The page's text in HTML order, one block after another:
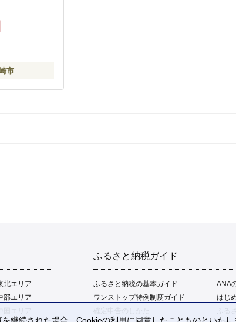
3か月 個
保存 朝食 昼
店 時短
市
北エリア
部エリア
ふるさと納税ガイド
ふるさと納税の基本ガイド
ANA
ワンストップ特例制度ガイド
はじ
ふる
継続された場合、Cookieの利用に同意したことものといたし